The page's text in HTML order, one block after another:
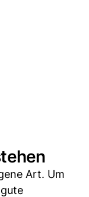
Art. Um